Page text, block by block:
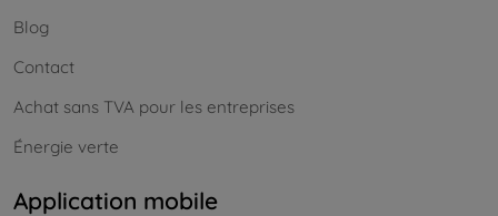
Blog
Contact
Achat sans TVA pour les entreprises
Énergie verte
Application mobile